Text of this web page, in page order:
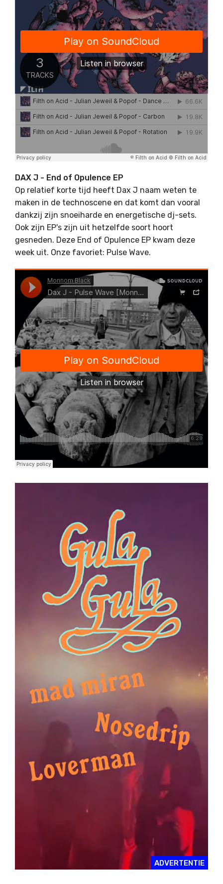
ADVERTENTIE
DAX J - End of Opulence EP
Op relatief korte tijd heeft Dax J naam weten te
maken in de technoscene en dat komt dan vooral
dankzij zijn snoeiharde en energetische dj-sets.
Ook zijn EP's zijn uit hetzelfde soort hoort
gesneden. Deze End of Opulence EP kwam deze
week uit. Onze favoriet: Pulse Wave.